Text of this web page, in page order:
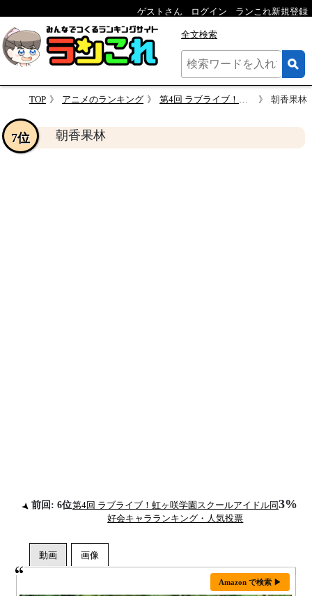
ゲストさん ログイン ランこれ新規登録
全文検索
TOP アニメのランキング 第4回 ラブライブ！虹ヶ咲学園スクールアイドル同好会キャラランキング・人気投票 朝香果林
朝香果林
7位
前回: 6位第4回 ラブライブ！虹ヶ咲学園スクールアイドル同
好会キャラランキング・人気投票
3%
Amazon で検索 ▶